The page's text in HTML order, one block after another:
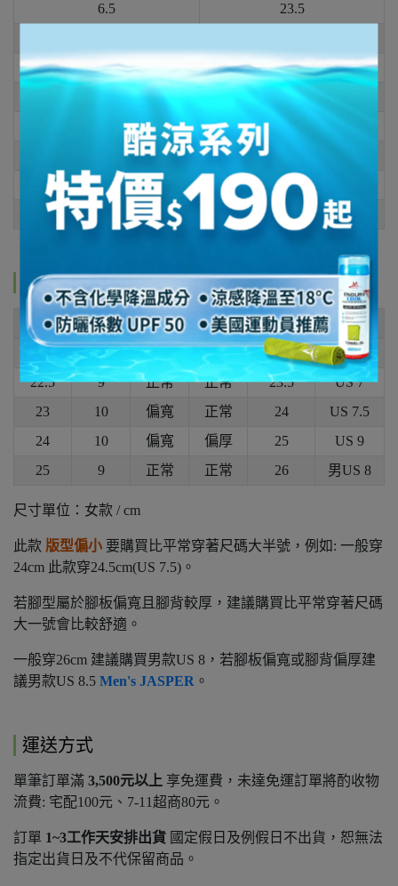
6.5
23.5
7.5
24.5
8
25
25.5
規格說明
腳長 腳寬 腳板 腳背 一般穿
此款穿
21
8 偏窄 較扁 22
不適合
22.5
9 正常 正常 23.5
US 7
23
10 偏寬 正常 24
US 7.5
24
10 偏寬 偏厚 25
US 9
25
9 正常 正常 26 男US 8
尺寸單位：女款 / cm
此款 版型偏小要購買比平常穿著尺碼大半號，例如: 一般穿
24cm 此款穿24.5cm(US 7.5)。
若腳型屬於腳板偏寬且腳背較厚，建議購買比平常穿著尺碼
大一號會比較舒適。
一般穿26cm 建議購買男款US 8，若腳板偏寬或腳背偏厚建
議男款US 8.5 Men's JASPER 。
運送方式
單筆訂單滿 3,500元以上 享免運費，未達免運訂單將酌收物
流費: 宅配100元、7-11超商80元。
訂單 1~3工作天安排出貨 國定假日及例假日不出貨，恕無法
指定出貨日及不代保留商品。